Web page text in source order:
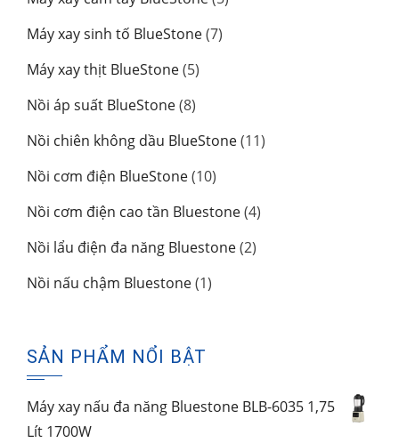
phẩm
Máy xay sinh tố BlueStone 77
Máy xay thịt BlueStone 55
Nồi áp suất BlueStone 88
Nồi chiên không dầu BlueStone 1111
Nồi cơm điện BlueStone 1010
phẩm
Nồi cơm điện cao tần Bluestone 44
Nồi lẩu điện đa năng Bluestone 22
Nồi nấu chậm Bluestone 11
SẢN PHẨM NỔI BẬT
Máy xay nấu đa năng Bluestone BLB-6035 1,75
Lít 1700W